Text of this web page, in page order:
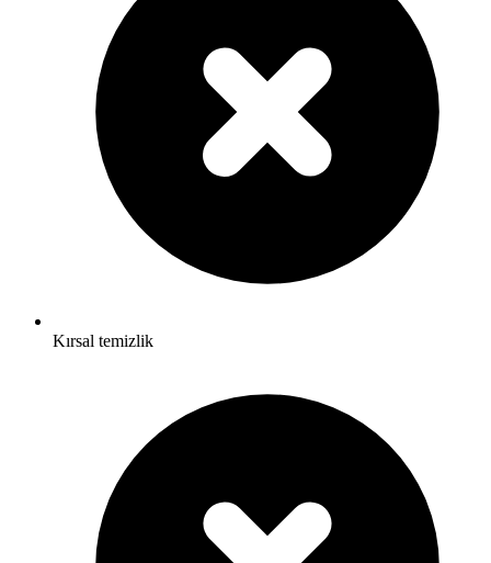
Kırsal temizlik